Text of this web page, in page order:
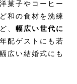
菓子やコーヒー
和の食材を洗練
、 幅広い世代に
配ゲストにも若
広い結婚式にも